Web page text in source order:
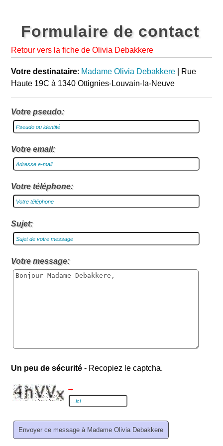
Formulaire de contact
Retour vers la fiche de Olivia Debakkere
Votre destinataire: Madame Olivia Debakkere | Rue
Haute 19C à 1340 Ottignies-Louvain-la-Neuve
Votre pseudo:
Votre email:
Votre téléphone:
Sujet:
Votre message:
Un peu de sécurité - Recopiez le captcha.
→